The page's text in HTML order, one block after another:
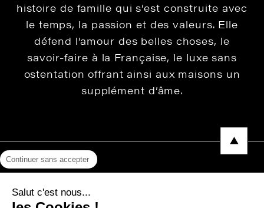
histoire de famille qui s’est construite avec
le temps, la passion et des valeurs. Elle
défend l’amour des belles choses, le
savoir-faire à la Française, le luxe sans
ostentation offrant ainsi aux maisons un
supplément d’âme.
Protection des données
Continuer sans accepter
Salut c'est nous...